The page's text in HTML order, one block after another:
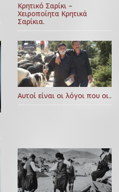
Κρητικό Σαρίκι –
Χειροποίητα Κρητικά
Σαρίκια.
Αυτοί είναι οι λόγοι που οι..